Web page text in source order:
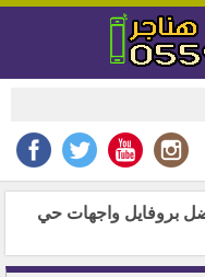
بروفايل واجهات حي